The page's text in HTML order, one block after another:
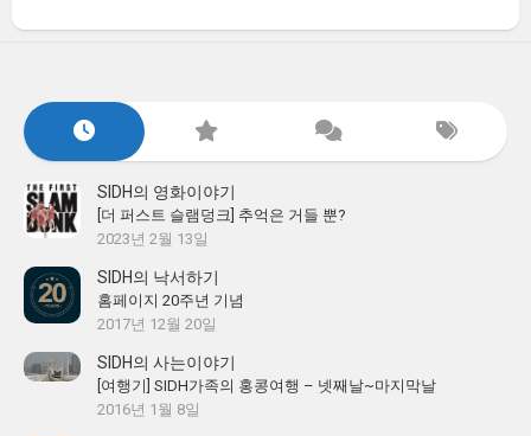
SIDH의 영화이야기
[더 퍼스트 슬램덩크] 추억은 거들 뿐?
2023년 2월 13일
SIDH의 낙서하기
홈페이지 20주년 기념
2017년 12월 20일
SIDH의 사는이야기
[여행기] SIDH가족의 홍콩여행 – 넷째날~마지막날
2016년 1월 8일